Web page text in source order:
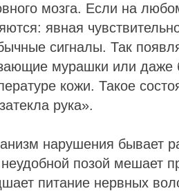
мозга. Если на
явная
сигналы. Так
мурашки или даже
кожи. Такое
рука».
нарушения бывает
позой мешает
питание нервных